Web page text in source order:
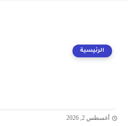
الرئيسية
أغسطس 2, 2026